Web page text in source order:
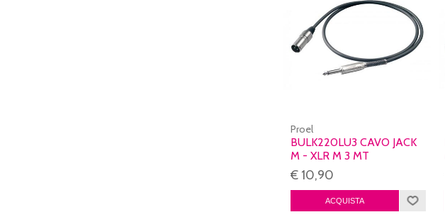
Proel
BULK220LU3 CAVO JACK
M - XLR M 3 MT
€ 10,90